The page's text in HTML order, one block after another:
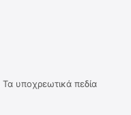
Τα υποχρεωτικά πεδία